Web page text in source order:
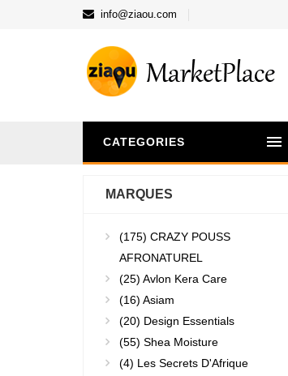
info@ziaou.com
CATEGORIES
MARQUES
(175) CRAZY POUSS
AFRONATUREL
(25) Avlon Kera Care
(16) Asiam
(20) Design Essentials
(55) Shea Moisture
(4) Les Secrets D'Afrique